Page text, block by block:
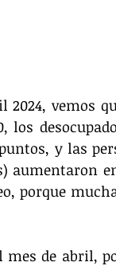
vemos
y las
aumentaron
porque
de abril,